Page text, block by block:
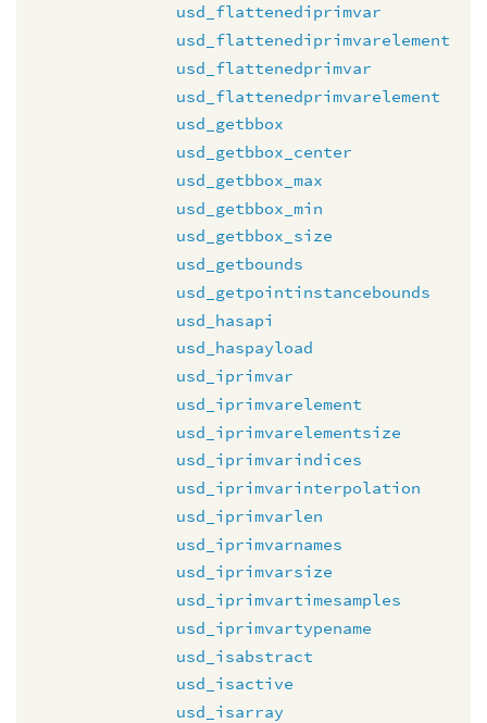
usd_flattenediprimvar
usd_flattenediprimvarelement
usd_flattenedprimvar
usd_flattenedprimvarelement
usd_getbbox
usd_getbbox_center
usd_getbbox_max
usd_getbbox_min
usd_getbbox_size
usd_getbounds
usd_getpointinstancebounds
usd_hasapi
usd_haspayload
usd_iprimvar
usd_iprimvarelement
usd_iprimvarelementsize
usd_iprimvarindices
usd_iprimvarinterpolation
usd_iprimvarlen
usd_iprimvarnames
usd_iprimvarsize
usd_iprimvartimesamples
usd_iprimvartypename
usd_isabstract
usd_isactive
usd_isarray